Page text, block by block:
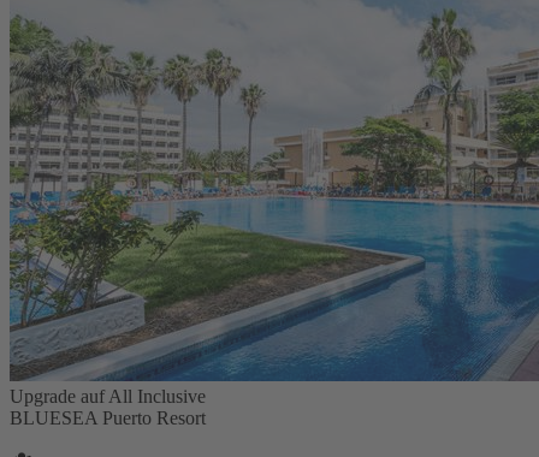
Upgrade auf All Inclusive
BLUESEA Puerto Resort